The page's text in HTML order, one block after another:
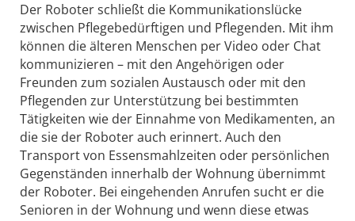
Der Roboter schließt die Kommunikationslücke
zwischen Pflegebedürftigen und Pflegenden. Mit ihm
können die älteren Menschen per Video oder Chat
kommunizieren – mit den Angehörigen oder
Freunden zum sozialen Austausch oder mit den
Pflegenden zur Unterstützung bei bestimmten
Tätigkeiten wie der Einnahme von Medikamenten, an
die sie der Roboter auch erinnert. Auch den
Transport von Essensmahlzeiten oder persönlichen
Gegenständen innerhalb der Wohnung übernimmt
der Roboter. Bei eingehenden Anrufen sucht er die
Senioren in der Wohnung und wenn diese etwas